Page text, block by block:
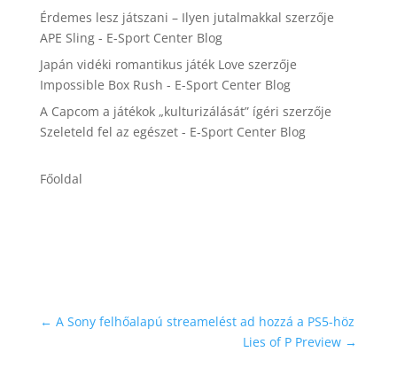
Érdemes lesz játszani – Ilyen jutalmakkal szerzője
APE Sling - E-Sport Center Blog
Japán vidéki romantikus játék Love szerzője
Impossible Box Rush - E-Sport Center Blog
A Capcom a játékok „kulturizálását” ígéri szerzője
Szeleteld fel az egészet - E-Sport Center Blog
Főoldal
← A Sony felhőalapú streamelést ad hozzá a PS5-höz
Lies of P Preview →